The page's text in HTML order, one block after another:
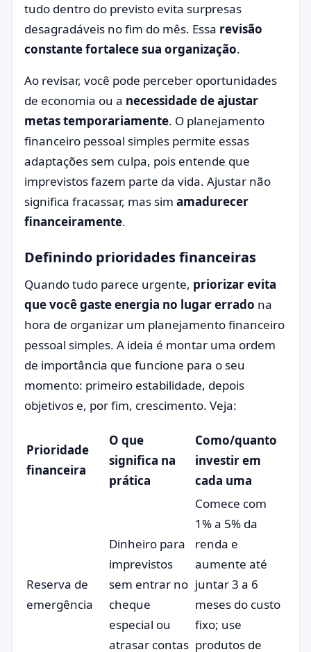
tudo dentro do previsto evita surpresas
desagradáveis no fim do mês. Essa revisão
constante fortalece sua organização.
Ao revisar, você pode perceber oportunidades
de economia ou a necessidade de ajustar
metas temporariamente. O planejamento
financeiro pessoal simples permite essas
adaptações sem culpa, pois entende que
imprevistos fazem parte da vida. Ajustar não
significa fracassar, mas sim amadurecer
financeiramente.
Definindo prioridades financeiras
Quando tudo parece urgente, priorizar evita
que você gaste energia no lugar errado na
hora de organizar um planejamento financeiro
pessoal simples. A ideia é montar uma ordem
de importância que funcione para o seu
momento: primeiro estabilidade, depois
objetivos e, por fim, crescimento. Veja:
Prioridade
financeira
O que
significa na
prática
Como/quanto
investir em
cada uma
Reserva de
emergência
Dinheiro para
imprevistos
sem entrar no
cheque
especial ou
atrasar contas
Comece com
1% a 5% da
renda e
aumente até
juntar 3 a 6
meses do custo
fixo; use
produtos de